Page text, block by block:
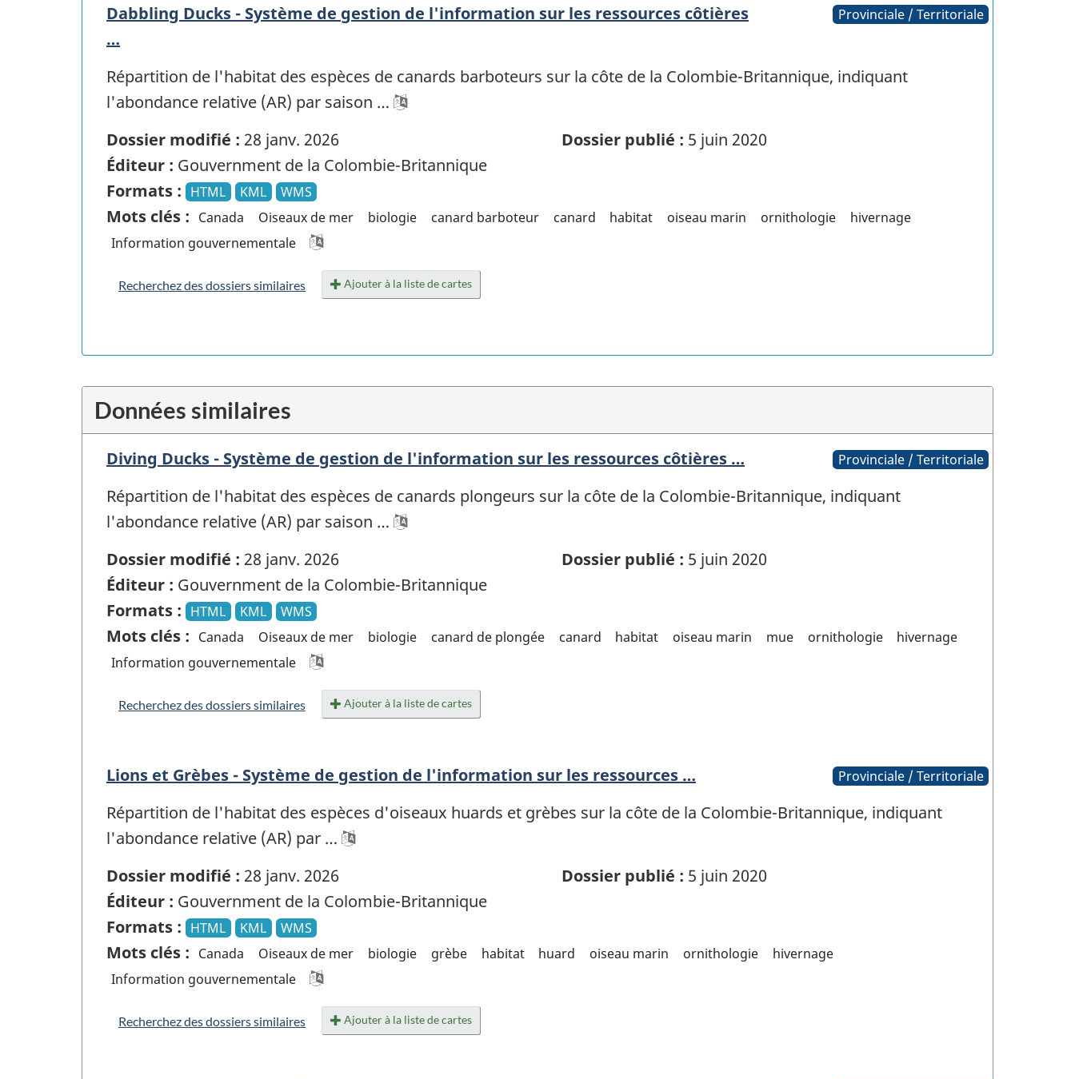
Dabbling Ducks - Système de gestion de l'information sur les ressources côtières
…
Provinciale / Territoriale
Répartition de l'habitat des espèces de canards barboteurs sur la côte de la Colombie-Britannique, indiquant
l'abondance relative (AR) par saison …
Dossier modifié : 28 janv. 2026 Dossier publié : 5 juin 2020
Éditeur : Gouvernment de la Colombie-Britannique
Formats : HTML KML WMS
Mots clés : Canada Oiseaux de mer biologie canard barboteur canard habitat oiseau marin ornithologie
hivernage
Information gouvernementale
Recherchez des dossiers similaires Ajouter à la liste de cartes
Données similaires
Diving Ducks - Système de gestion de l'information sur les ressources côtières … Provinciale / Territoriale
Répartition de l'habitat des espèces de canards plongeurs sur la côte de la Colombie-Britannique, indiquant
l'abondance relative (AR) par saison …
Dossier modifié : 28 janv. 2026 Dossier publié : 5 juin 2020
Éditeur : Gouvernment de la Colombie-Britannique
Formats : HTML KML WMS
Mots clés : Canada Oiseaux de mer biologie canard de plongée canard habitat oiseau marin mue ornithologie
hivernage
Information gouvernementale
Recherchez des dossiers similaires Ajouter à la liste de cartes
Lions et Grèbes - Système de gestion de l'information sur les ressources … Provinciale / Territoriale
Répartition de l'habitat des espèces d'oiseaux huards et grèbes sur la côte de la Colombie-Britannique, indiquant
l'abondance relative (AR) par …
Dossier modifié : 28 janv. 2026 Dossier publié : 5 juin 2020
Éditeur : Gouvernment de la Colombie-Britannique
Formats : HTML KML WMS
Mots clés : Canada Oiseaux de mer biologie grèbe habitat huard oiseau marin ornithologie
hivernage
Information gouvernementale
Recherchez des dossiers similaires Ajouter à la liste de cartes